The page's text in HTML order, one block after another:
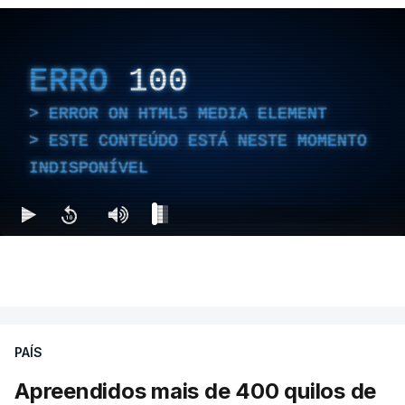
ERRO 100
ERROR ON HTML5 MEDIA ELEMENT
ESTE CONTEÚDO ESTÁ NESTE MOMENTO
INDISPONÍVEL
PAÍS
Apreendidos mais de 400 quilos de